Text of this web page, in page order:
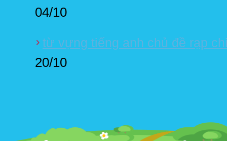
04/10
từ vựng tiếng anh chủ đề rạp
20/10